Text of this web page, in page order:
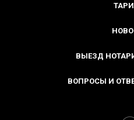
ВЫЕЗД
ВОПРОСЫ И